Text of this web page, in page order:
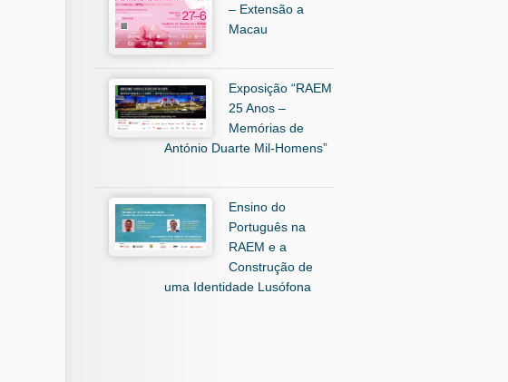
– Extensão a
Macau
Exposição “RAEM
25 Anos –
Memórias de
António Duarte Mil-Homens”
Ensino do
Português na
RAEM e a
Construção de
uma Identidade Lusófona